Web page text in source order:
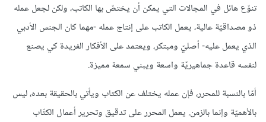
تنوّع هائل في المجالات التي يمكن أن يختصّ بها الكاتب، ولكن لجعل عمله
ذو مصداقيّة عالية، يعمل الكاتب على إنتاج عمله -مهما كان الجنس الأدبي
الذي يعمل عليه- أصليّ ومبتكر، ويعتمد على الأفكار الفريدة كي يصنع
لنفسه قاعدة جماهيريّة واسعة ويبني سمعة مميزة.
أمّا بالنسبة للمحرر، فإن عمله يختلف عن الكتاب ويأتي بالحقيقة بعده، ليس
بالأهميّة وإنما بالزمن. يعمل المحرر على تدقيق وتحرير أعمال الكتّاب